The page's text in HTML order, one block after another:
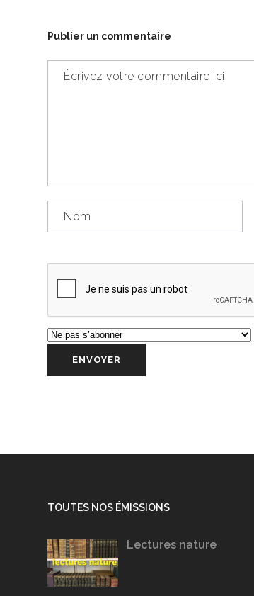
Publier un commentaire
TOUTES NOS ÉMISSIONS
Lectures nature